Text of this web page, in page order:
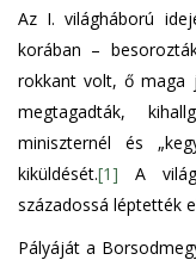
Az I. világháború
korában –
rokkant volt, ő maga
megtagadták,
miniszternél és
kiküldését.[1] A
századossá léptették
Pályáját a